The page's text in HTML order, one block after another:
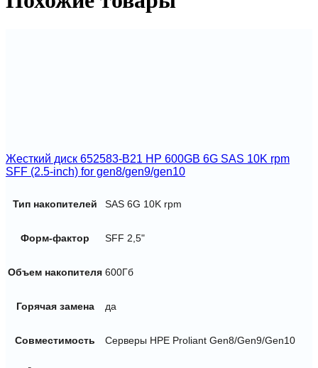
Жесткий диск 652583-B21 HP 600GB 6G SAS 10K rpm
SFF (2.5-inch) for gen8/gen9/gen10
Тип накопителей SAS 6G 10K rpm
Форм-фактор SFF 2,5"
Объем накопителя 600Гб
Горячая замена да
Совместимость Серверы HPE Proliant Gen8/Gen9/Gen10